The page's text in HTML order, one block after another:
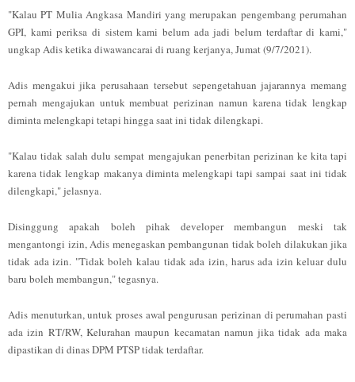
"Kalau PT Mulia Angkasa Mandiri yang merupakan pengembang perumahan
GPI, kami periksa di sistem kami belum ada jadi belum terdaftar di kami,"
ungkap Adisketika diwawancarai di ruang kerjanya, Jumat (9/7/2021).
Adis mengakui jika perusahaan tersebut sepengetahuan jajarannya memang
pernah mengajukan untuk membuat perizinan namun karena tidak lengkap
diminta melengkapi tetapi hingga saat ini tidak dilengkapi.
"Kalau tidak salah dulu sempat mengajukan penerbitan perizinan ke kita tapi
karena tidak lengkap makanya diminta melengkapi tapi sampai saat ini tidak
dilengkapi," jelasnya.
Disinggung apakah boleh pihak developer membangun meski tak
mengantongi izin, Adis menegaskan pembangunan tidak boleh dilakukan jika
tidak ada izin. "Tidak boleh kalau tidak ada izin, harus ada izin keluar dulu
baru boleh membangun," tegasnya.
Adis menuturkan, untuk proses awal pengurusan perizinan di perumahan pasti
ada izin RT/RW, Kelurahan maupun kecamatan namun jika tidak ada maka
dipastikan di dinas DPM PTSP tidak terdaftar.